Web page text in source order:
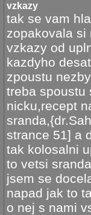
vzkazy
tak se vam
zopakovala si
vzkazy od
kazdyho
zpoustu
treba spoustu
nicku,recept
strance 51] a
tak kolosalni
to vetsi
jsem se
napad jak to
o nej s nami